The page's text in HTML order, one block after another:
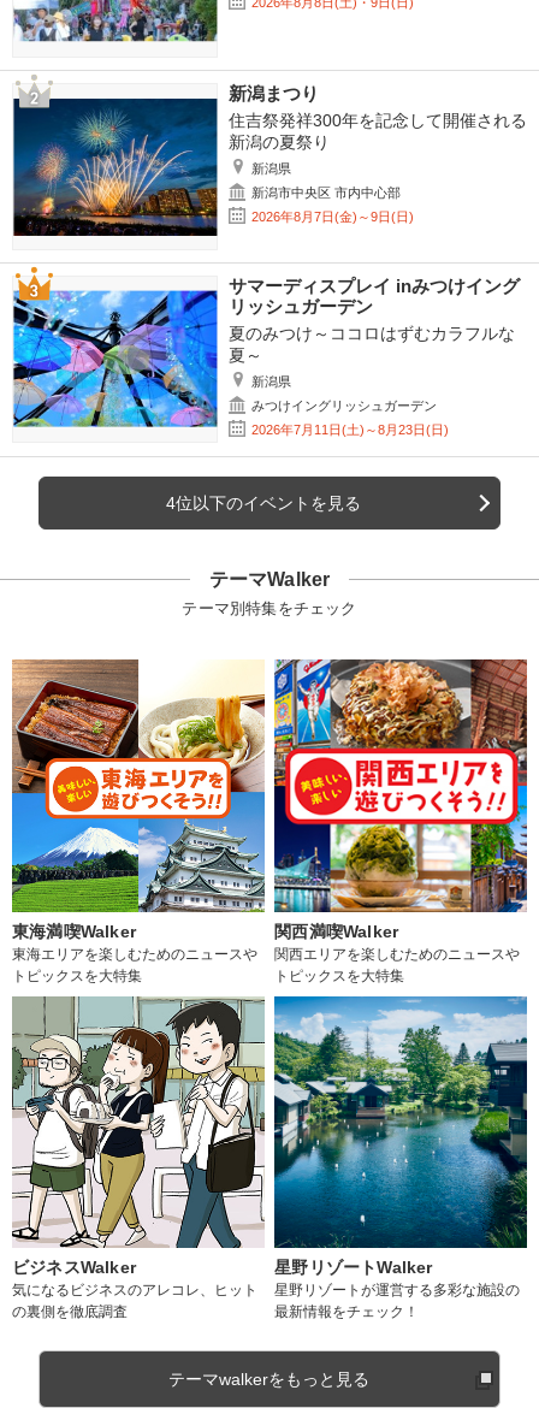
新潟まつり
住吉祭発祥300年を記念して開催される
新潟の夏祭り
新潟県
新潟市中央区 市内中心部
2026年8月7日(金)～9日(日)
サマーディスプレイ inみつけイング
リッシュガーデン
夏のみつけ～ココロはずむカラフルな
夏～
新潟県
みつけイングリッシュガーデン
2026年7月11日(土)～8月23日(日)
4位以下のイベントを見る
テーマWalker
テーマ別特集をチェック
東海満喫Walker
東海エリアを楽しむためのニュースや
トピックスを大特集
関西満喫Walker
関西エリアを楽しむためのニュースや
トピックスを大特集
ビジネスWalker
気になるビジネスのアレコレ、ヒット
の裏側を徹底調査
星野リゾートWalker
星野リゾートが運営する多彩な施設の
最新情報をチェック！
テーマwalkerをもっと見る